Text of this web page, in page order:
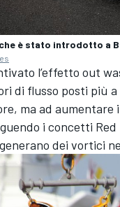
è stato introdotto a
l’effetto out
di flusso posti più a
ma ad aumentare
i concetti
dei vortici